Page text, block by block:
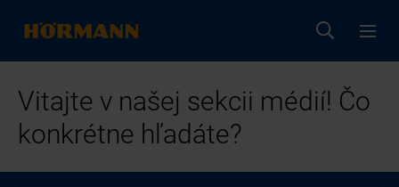
Vitajte v našej sekcii médií! Čo
konkrétne hľadáte?